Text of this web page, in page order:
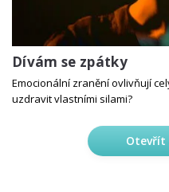
Dívám se zpátky
Emocionální zranění ovlivňují
uzdravit vlastními silami?
Otevřít